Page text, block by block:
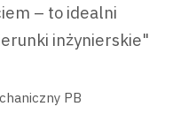
– to idealni
inżynierskie"
PB